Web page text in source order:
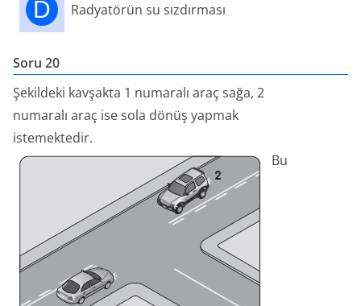
D Radyatörün su sızdırması
Soru 20
Şekildeki kavşakta 1 numaralı araç sağa, 2
numaralı araç ise sola dönüş yapmak
istemektedir.
Bu